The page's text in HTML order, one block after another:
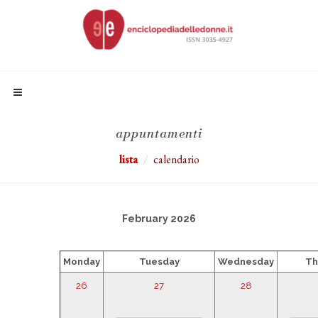
appuntamenti
lista calendario
February 2026
Monday Tuesday Wednesday
26 27 28